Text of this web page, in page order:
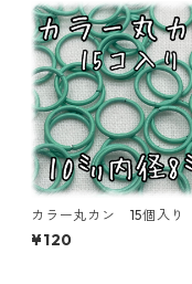
カラー丸カン 15個入
㎜ ターコイズブルー【
10-TRS】
¥120